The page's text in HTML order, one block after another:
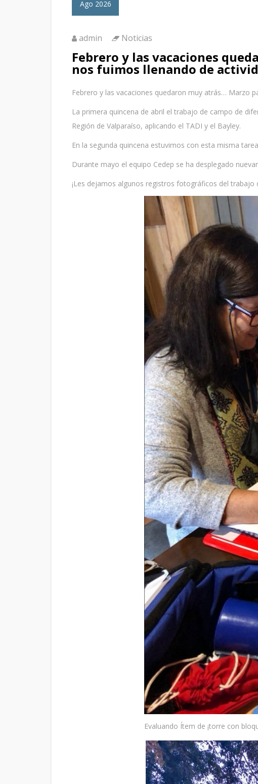
Ago 2026
admin Noticias
Febrero y las vacaciones
nos fuimos llenando de
Febrero y las vacaciones quedaron muy atrás… Marzo
La primera quincena de abril el trabajo de campo de
Región de Valparaíso, aplicando el TADI y el Bayley.
En la segunda quincena estuvimos con esta misma
Durante mayo el equipo Cedep se ha desplegado
¡Les dejamos algunos registros fotográficos del trabajo
Evaluando Ítem de ¡torre con